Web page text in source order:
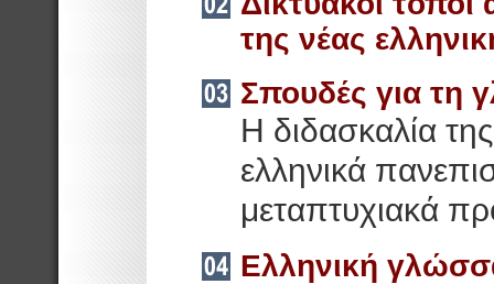
της νέας
Σπουδές για τη
Η διδασκαλία
ελληνικά
μεταπτυχιακά
Ελληνική